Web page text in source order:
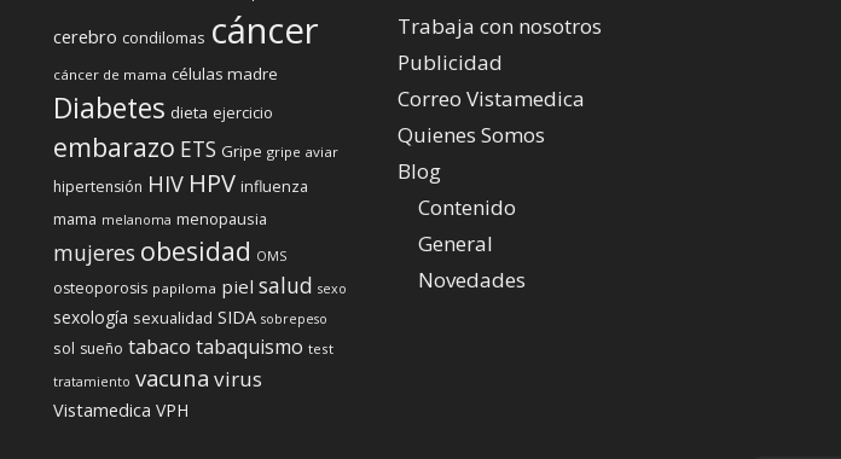
cerebro condilomas cáncer
cáncer de mama células madre
Diabetes dieta ejercicio
embarazo ETS Gripe gripe aviar
hipertensión HIV HPV influenza
mama melanoma menopausia
mujeres obesidad OMS
osteoporosis papiloma piel salud sexo
sexología sexualidad SIDA sobrepeso
sol sueño tabaco tabaquismo test
tratamiento vacuna virus
Vistamedica VPH
Trabaja con nosotros
Publicidad
Correo Vistamedica
Quienes Somos
Blog
Contenido
General
Novedades